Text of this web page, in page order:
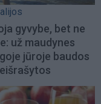
gyvybe, bet ne
už maudynes
jūroje baudos